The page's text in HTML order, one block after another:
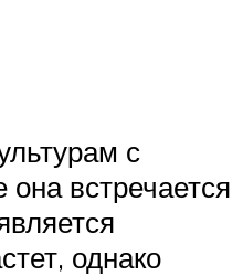
с
встречается
однако